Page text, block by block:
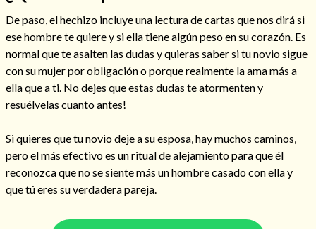
Amarre para recuperar a mi pareja
De paso, el hechizo incluye una lectura de cartas que nos dirá si
ese hombre te quiere y si ella tiene algún peso en su corazón. Es
normal que te asalten las dudas y quieras saber si tu novio sigue
con su mujer por obligación o porque realmente la ama más a
ella que a ti. No dejes que estas dudas te atormenten y
resuélvelas cuanto antes!
Si quieres que tu novio deje a su esposa, hay muchos caminos,
pero el más efectivo es un ritual de alejamiento para que él
reconozca que no se siente más un hombre casado con ella y
que tú eres su verdadera pareja.